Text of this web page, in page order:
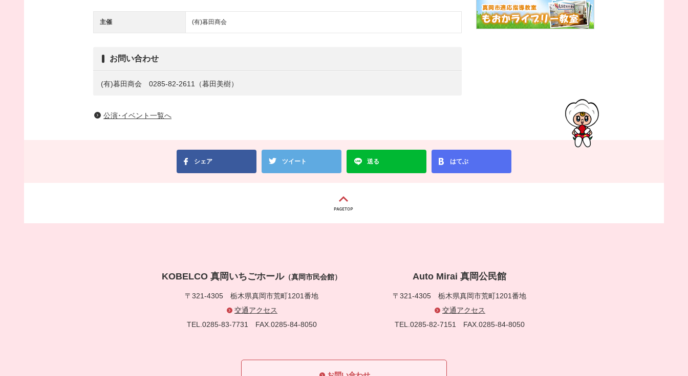
主催 (有)暮田商会
お問い合わせ
(有)暮田商会 0285-82-2611（暮田美樹）
公演･イベント一覧へ
シェア ツイート 送る はてぶ
KOBELCO 真岡いちごホール（真岡市民会館）
〒321-4305 栃木県真岡市荒町1201番地
交通アクセス
TEL.0285-83-7731 FAX.0285-84-8050
Auto Mirai 真岡公民館
〒321-4305 栃木県真岡市荒町1201番地
交通アクセス
TEL.0285-82-7151 FAX.0285-84-8050